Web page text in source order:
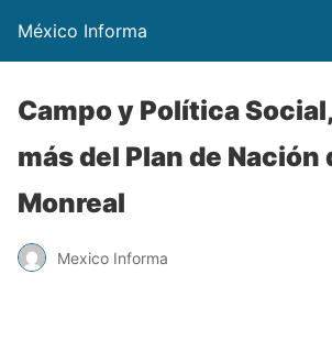
México Informa
Campo y Política
más del Plan de Nación
Monreal
Mexico Informa